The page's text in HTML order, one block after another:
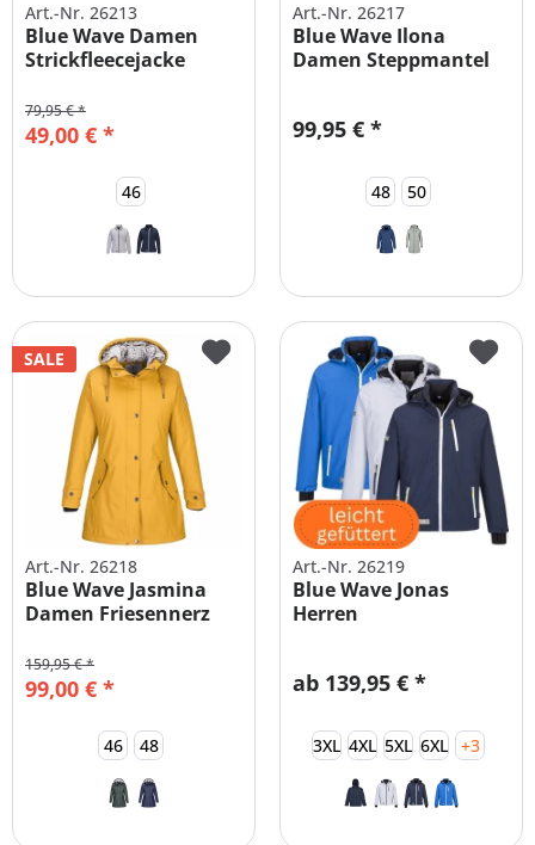
Art.-Nr. 26213
Blue Wave Damen
Strickfleecejacke
49,00 € *
79,95 € *
46
Art.-Nr. 26217
Blue Wave Ilona
Damen Steppmantel
99,95 € *
48 50
SALE
Art.-Nr. 26218
Blue Wave Jasmina
Damen Friesennerz
99,00 € *
159,95 € *
46 48
Art.-Nr. 26219
Blue Wave Jonas
Herren
ab 139,95 € *
3XL 4XL 5XL 6XL +3